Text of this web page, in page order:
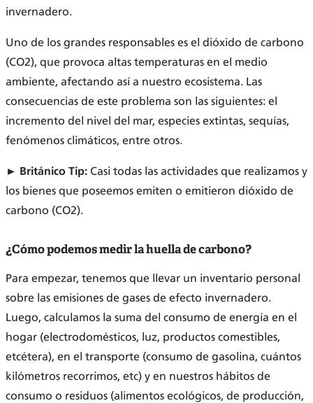
invernadero.
Uno de los grandes responsables es el dióxido de carbono
(CO2), que provoca altas temperaturas en el medio
ambiente, afectando así a nuestro ecosistema. Las
consecuencias de este problema son las siguientes: el
incremento del nivel del mar, especies extintas, sequías,
fenómenos climáticos, entre otros.
► Británico Tip: Casi todas las actividades que realizamos y
los bienes que poseemos emiten o emitieron dióxido de
carbono (CO2).
¿Cómo podemos medir la huella de carbono?
Para empezar, tenemos que llevar un inventario personal
sobre las emisiones de gases de efecto invernadero.
Luego, calculamos la suma del consumo de energía en el
hogar (electrodomésticos, luz, productos comestibles,
etcétera), en el transporte (consumo de gasolina, cuántos
kilómetros recorrimos, etc) y en nuestros hábitos de
consumo o residuos (alimentos ecológicos, de producción,